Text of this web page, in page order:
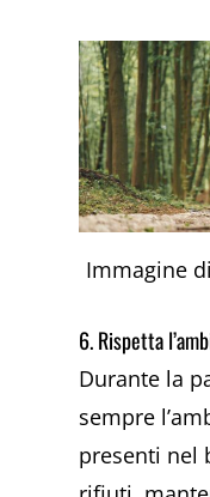
Immagine
6. Rispetta
Durante la
sempre
presenti nel